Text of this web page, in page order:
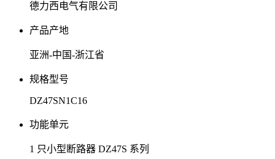
德力西电气有限公司
产品产地
亚洲-中国-浙江省
规格型号
DZ47SN1C16
功能单元
1 只小型断路器 DZ47S 系列